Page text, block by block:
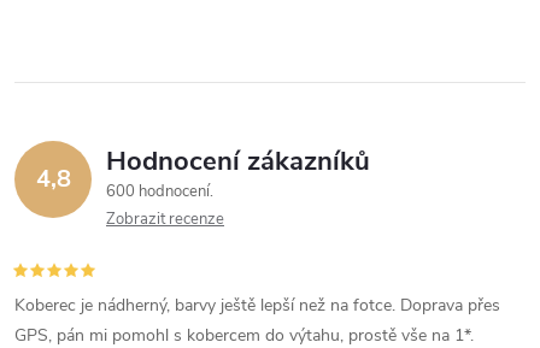
4,8 Hodnocení zákazníků
600 hodnocení
Zobrazit recenze
Koberec je nádherný, barvy ještě lepší než na fotce. Doprava přes
GPS, pán mi pomohl s kobercem do výtahu, prostě vše na 1*.